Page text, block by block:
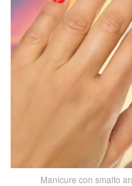
Manicure con smalto